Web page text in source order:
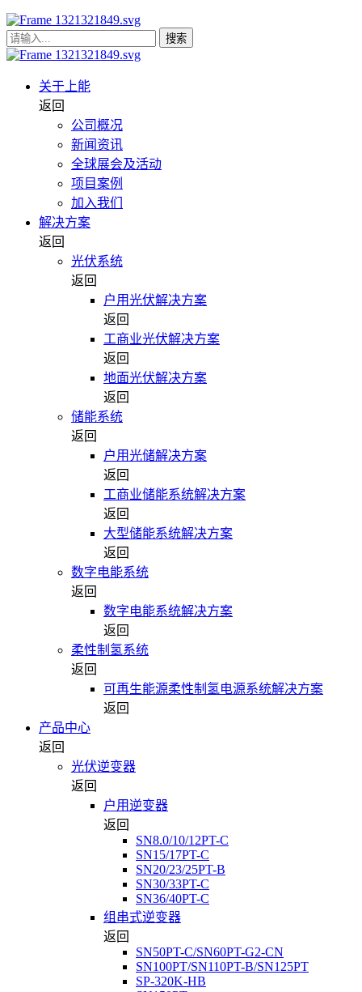
搜索
关于上能
返回
公司概况
新闻资讯
全球展会及活动
项目案例
加入我们
解决方案
返回
光伏系统
返回
户用光伏解决方案
返回
工商业光伏解决方案
返回
地面光伏解决方案
返回
储能系统
返回
户用光储解决方案
返回
工商业储能系统解决方案
返回
大型储能系统解决方案
返回
数字电能系统
返回
数字电能系统解决方案
返回
柔性制氢系统
返回
可再生能源柔性制氢电源系统解决方案
返回
产品中心
返回
光伏逆变器
返回
户用逆变器
返回
SN8.0/10/12PT-C
SN15/17PT-C
SN20/23/25PT-B
SN30/33PT-C
SN36/40PT-C
组串式逆变器
返回
SN50PT-C/SN60PT-G2-CN
SN100PT/SN110PT-B/SN125PT
SP-320K-HB